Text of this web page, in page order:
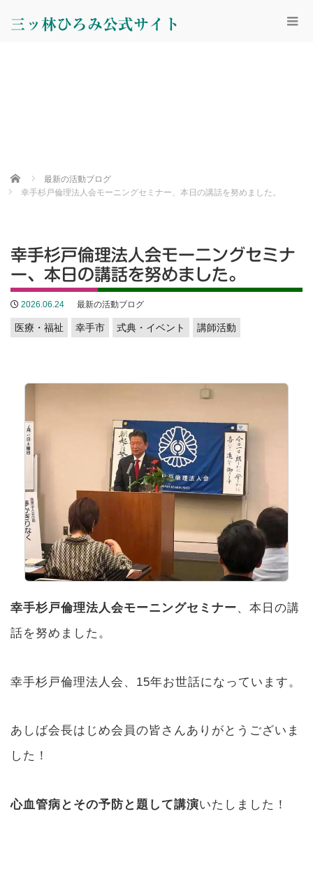
三ッ林ひろみ公式サイト
Home
最新の活動ブログ
幸手杉戸倫理法人会モーニングセミナー、本日の講話を努めました。
幸手杉戸倫理法人会モーニングセミナ
ー、本日の講話を努めました。
2026.06.24 最新の活動ブログ
医療・福祉 幸手市 式典・イベント 講師活動
幸手杉戸倫理法人会モーニングセミナー、本日の講
話を努めました。
幸手杉戸倫理法人会、15年お世話になっています。
あしば会長はじめ会員の皆さんありがとうございま
した！
心血管病とその予防と題して講演いたしました！